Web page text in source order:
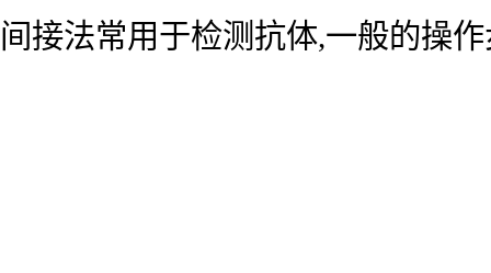
间接法常用于检测抗体,一般的操